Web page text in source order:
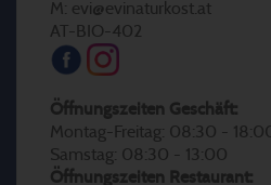
M: evi@evinaturkost.at
AT-BIO-402
Öffnungszeiten Geschäft:
Montag-Freitag: 08:30 -
Samstag: 08:30 - 13:00
Öffnungszeiten Restaurant: